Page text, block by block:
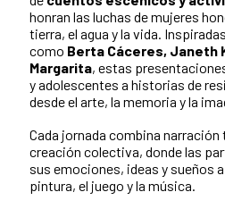
honran las luchas de mujeres
tierra, el agua y la vida.
como Berta Cáceres, Janeth
Margarita, estas
y adolescentes a historias de
desde el arte, la memoria y la
Cada jornada combina
creación colectiva, donde las
sus emociones, ideas y sueños
pintura, el juego y la música.